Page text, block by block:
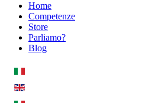
Home
Competenze
Store
Parliamo?
Blog